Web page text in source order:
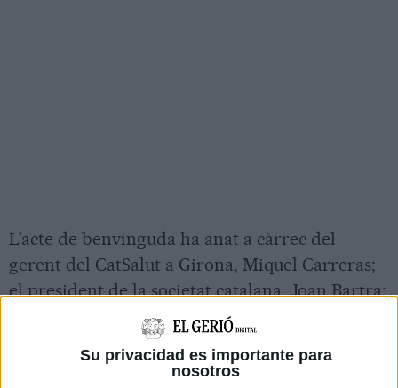
Su privacidad es importante para
nosotros
L’acte de benvinguda ha anat a càrrec del
gerent del CatSalut a Girona, Miquel Carreras;
el president de la societat catalana, Joan Bartra;
el director mèdic l’Hospital Santa Caterina,
Esteban Gaitán; i la coordinadora del servei
territorial, Laia Prat.